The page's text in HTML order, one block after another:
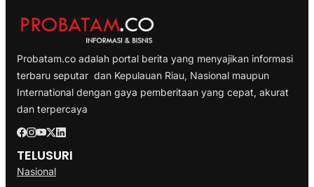
Probatam.co adalah portal berita yang menyajikan informasi
terbaru seputar dan Kepulauan Riau, Nasional maupun
International dengan gaya pemberitaan yang cepat, akurat
dan terpercaya
TELUSURI
Nasional